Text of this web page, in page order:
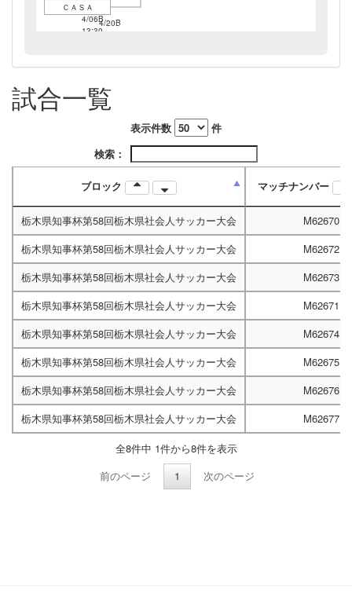
4/20B
13:30
4/06B
13:30
ＣＡＳＡ
試合一覧
表示件数
件
検索：
ブロック マッチナンバー
栃木県知事杯第58回栃木県社会人サッカー大会
M62670
栃木県知事杯第58回栃木県社会人サッカー大会
M62672
栃木県知事杯第58回栃木県社会人サッカー大会
M62673
栃木県知事杯第58回栃木県社会人サッカー大会
M62671
栃木県知事杯第58回栃木県社会人サッカー大会
M62674
栃木県知事杯第58回栃木県社会人サッカー大会
M62675
栃木県知事杯第58回栃木県社会人サッカー大会
M62676
栃木県知事杯第58回栃木県社会人サッカー大会
M62677
全8件中 1件から8件を表示
前のページ
1 次のページ